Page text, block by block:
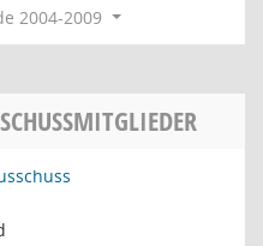
2004-2009